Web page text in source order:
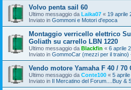
Volvo penta sail 60
Ultimo messaggio da Laika07 « 19 aprile
Inviato in Gommoni e Motori d'epoca
Montaggio verricello elettrico
Goliath su carrello LBN 1220
Ultimo messaggio da Blackfin « 6 aprile
Inviato in GommoCar (mezzi per il traino)
Vendo motore Yamaha F 40 / 70
Ultimo messaggio da Conte100 « 5
Inviato in Il Mercatino del Forum....Buy &